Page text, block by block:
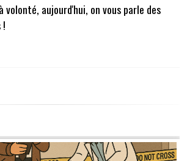
aujourd'hui, on vous parle des
!